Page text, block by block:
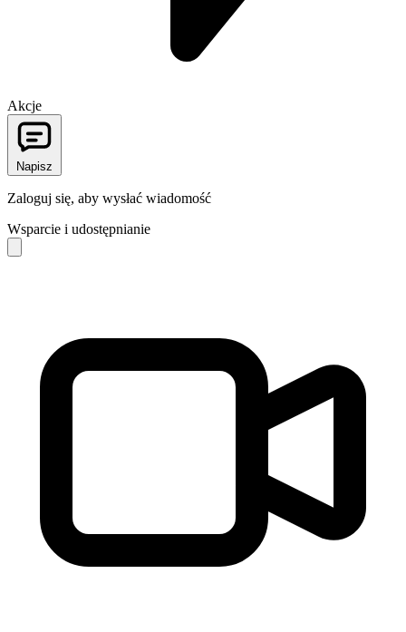
Akcje
Napisz
Zaloguj się, aby wysłać wiadomość
Wsparcie i udostępnianie